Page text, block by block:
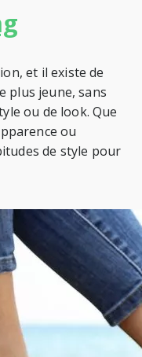
et il existe de
plus jeune, sans
ou de look. Que
ou
de style pour